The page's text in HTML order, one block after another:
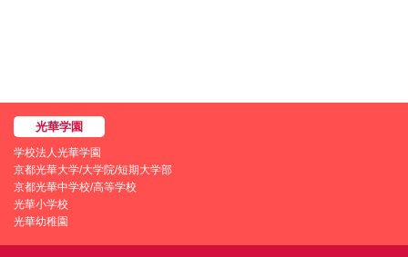
学校法人光華学園
京都光華大学/大学院/短期大学部
京都光華中学校/高等学校
光華小学校
光華幼稚園